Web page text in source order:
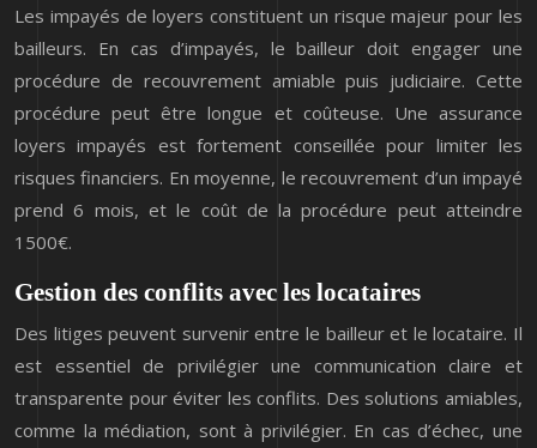
Les impayés de loyers constituent un risque majeur pour les
bailleurs. En cas d’impayés, le bailleur doit engager une
procédure de recouvrement amiable puis judiciaire. Cette
procédure peut être longue et coûteuse. Une assurance
loyers impayés est fortement conseillée pour limiter les
risques financiers. En moyenne, le recouvrement d’un impayé
prend 6 mois, et le coût de la procédure peut atteindre
1500€.
Gestion des conflits avec les locataires
Des litiges peuvent survenir entre le bailleur et le locataire. Il
est essentiel de privilégier une communication claire et
transparente pour éviter les conflits. Des solutions amiables,
comme la médiation, sont à privilégier. En cas d’échec, une